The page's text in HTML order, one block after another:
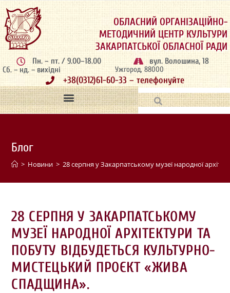
ОБЛАСНИЙ ОРГАНІЗАЦІЙНО-
МЕТОДИЧНИЙ ЦЕНТР КУЛЬТУРИ
ЗАКАРПАТСЬКОЇ ОБЛАСНОЇ РАДИ
Пн. – пт. / 9.00–18.00
Сб. – нд. – вихідні
вул. Волошина, 18
Ужгород, 88000
+38(0312)61-60-33 – телефонуйте
Блог
> Новини > 28 серпня у Закарпатському музеї народної
28 СЕРПНЯ У ЗАКАРПАТСЬКОМУ
МУЗЕЇ НАРОДНОЇ АРХІТЕКТУРИ ТА
ПОБУТУ ВІДБУДЕТЬСЯ КУЛЬТУРНО-
МИСТЕЦЬКИЙ ПРОЄКТ «ЖИВА
СПАДЩИНА».